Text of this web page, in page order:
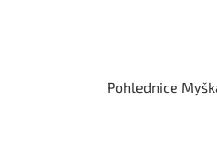
Pohlednice